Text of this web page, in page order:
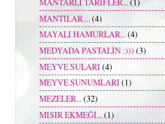
MANTILAR.... (4)
MAYALI HAMURLAR...(4)
MEDYADA PASTALİN :))) (3)
MEYVE SULARI (4)
MEYVE SUNUMLARI (1)
MEZELER...(32)
MISIR EKMEĞİ...(1)